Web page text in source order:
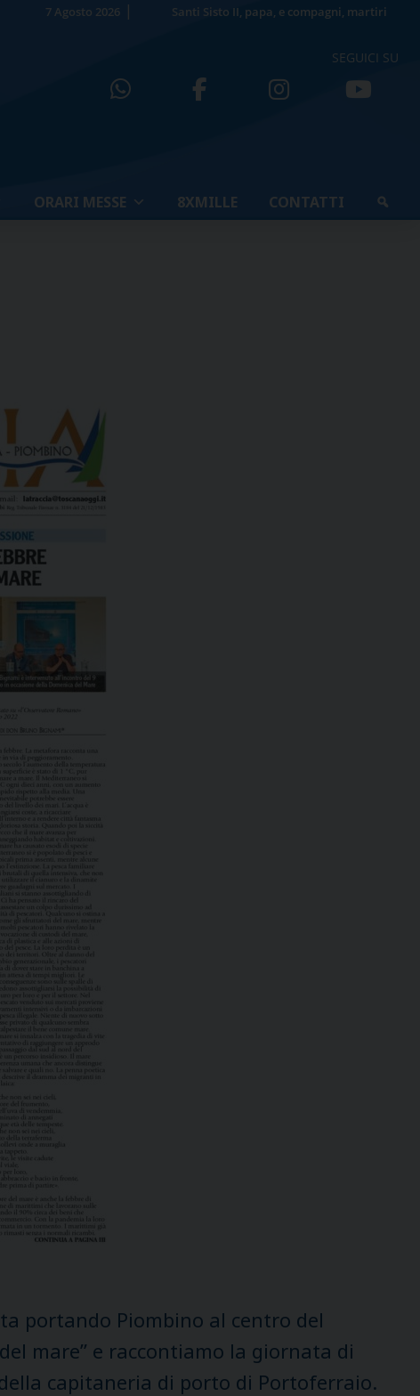
7 Agosto 2026 Santi Sisto II, papa, e compagni, martiri
SEGUICI SU
ORARI MESSE 8XMILLE CONTATTI
portando Piombino al centro del
mare” e raccontiamo la giornata di
capitaneria di porto di Portoferraio.